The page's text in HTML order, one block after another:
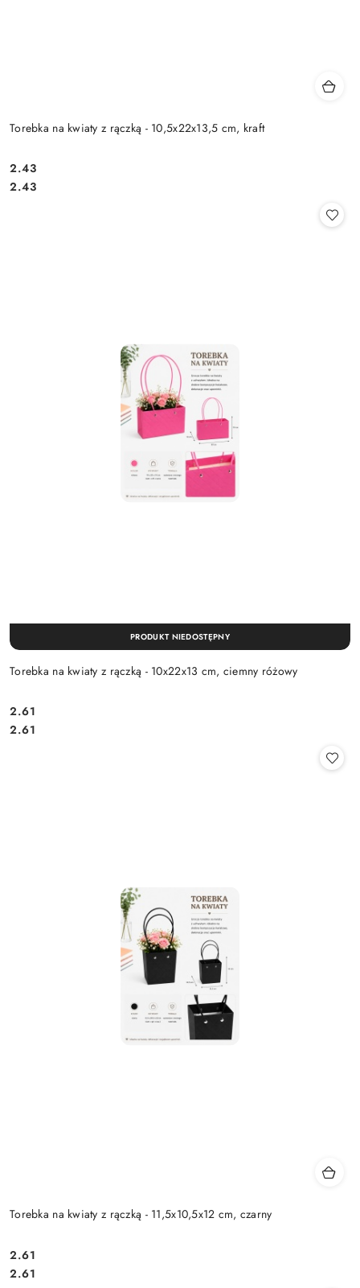
Torebka na kwiaty z rączką - 10,5x22x13,5 cm, kraft
Cena:
2.43
Cena:
2.43
Torebka na kwiaty z rączką - 10x22x13 cm, ciemny różowy
Cena:
2.61
Cena:
2.61
PRODUKT NIEDOSTĘPNY
Torebka na kwiaty z rączką - 11,5x10,5x12 cm, czarny
Cena:
2.61
Cena:
2.61